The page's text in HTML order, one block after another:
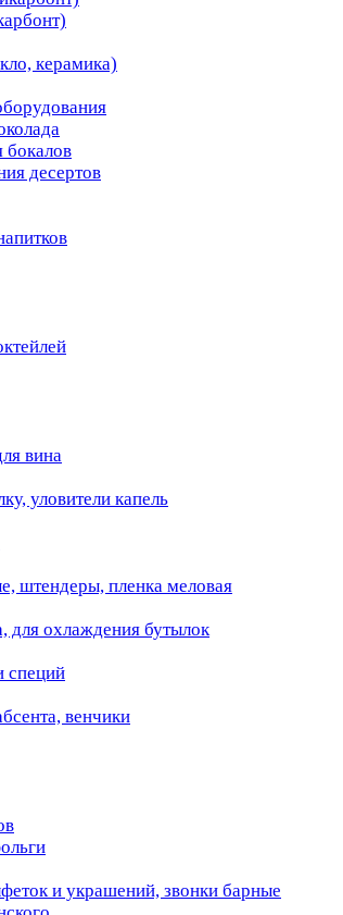
керамика)
бокалов
десертов
вина
уловители капель
штендеры, пленка меловая
для охлаждения бутылок
специй
венчики
и украшений, звонки барные